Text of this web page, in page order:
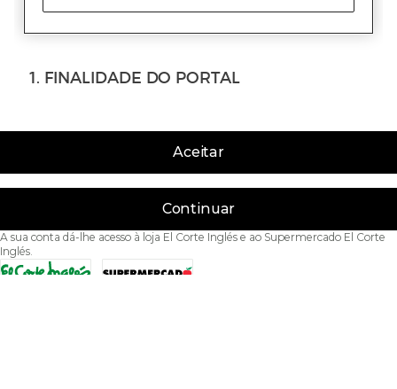
Aceitar
Continuar
A sua conta dá-lhe acesso à loja El Corte Inglés e ao Supermercado El Corte
Inglés.